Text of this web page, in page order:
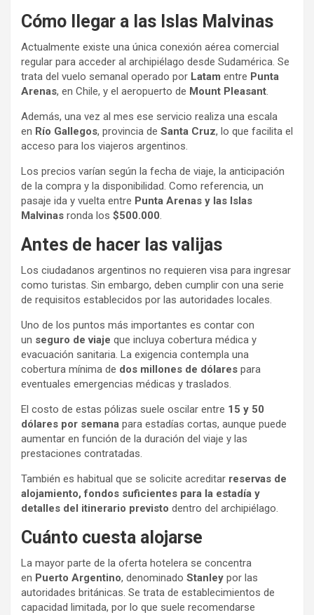
Cómo llegar a las Islas Malvinas
Actualmente existe una única conexión aérea comercial
regular para acceder al archipiélago desde Sudamérica. Se
trata del vuelo semanal operado por Latam entre Punta
Arenas, en Chile, y el aeropuerto de Mount Pleasant.
Además, una vez al mes ese servicio realiza una escala
en Río Gallegos, provincia de Santa Cruz, lo que facilita el
acceso para los viajeros argentinos.
Los precios varían según la fecha de viaje, la anticipación
de la compra y la disponibilidad. Como referencia, un
pasaje ida y vuelta entre Punta Arenas y las Islas
Malvinas ronda los $500.000.
Antes de hacer las valijas
Los ciudadanos argentinos no requieren visa para ingresar
como turistas. Sin embargo, deben cumplir con una serie
de requisitos establecidos por las autoridades locales.
Uno de los puntos más importantes es contar con
un seguro de viaje que incluya cobertura médica y
evacuación sanitaria. La exigencia contempla una
cobertura mínima de dos millones de dólares para
eventuales emergencias médicas y traslados.
El costo de estas pólizas suele oscilar entre 15 y 50
dólares por semana para estadías cortas, aunque puede
aumentar en función de la duración del viaje y las
prestaciones contratadas.
También es habitual que se solicite acreditar reservas de
alojamiento, fondos suficientes para la estadía y
detalles del itinerario previsto dentro del archipiélago.
Cuánto cuesta alojarse
La mayor parte de la oferta hotelera se concentra
en Puerto Argentino, denominado Stanley por las
autoridades británicas. Se trata de establecimientos de
capacidad limitada, por lo que suele recomendarse